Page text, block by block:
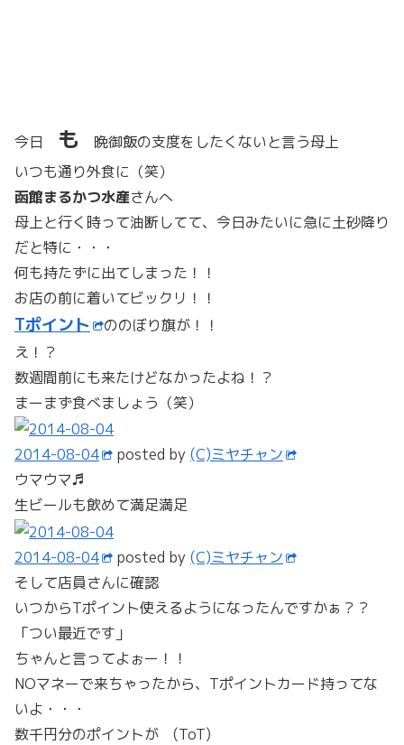
今日 も 晩御飯の支度をしたくないと言う母上
いつも通り外食に（笑）
函館まるかつ水産さんへ
母上と行く時って油断してて、今日みたいに急に土砂降り
だと特に・・・
何も持たずに出てしまった！！
お店の前に着いてビックリ！！
Tポイント
ののぼり旗が！！
え！？
数週間前にも来たけどなかったよね！？
まーまず食べましょう（笑）
2014-08-04 posted by (C)ミヤチャン
ウマウマ♬
生ビールも飲めて満足満足
2014-08-04 posted by (C)ミヤチャン
そして店員さんに確認
いつからTポイント使えるようになったんですかぁ？？
「つい最近です」
ちゃんと言ってよぉー！！
NOマネーで来ちゃったから、Tポイントカード持ってな
いよ・・・
数千円分のポイントが (ToT)